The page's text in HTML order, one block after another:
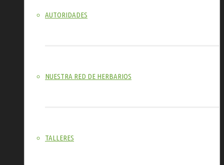
AUTORIDADES
NUESTRA RED DE HERBARIOS
TALLERES